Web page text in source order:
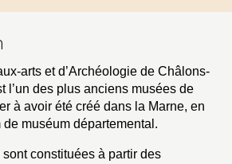
arts et d’Archéologie de Châlons-
l’un des plus anciens musées de
à avoir été créé dans la Marne, en
muséum départemental.
constituées à partir des